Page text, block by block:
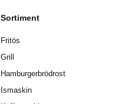
Sortiment
Fritös
Grill
Hamburgerbrödrost
Ismaskin